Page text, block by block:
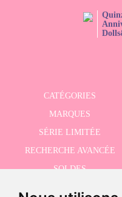
CATÉGORIES
MARQUES
SÉRIE LIMITÉE
RECHERCHE AVANCÉE
SOLDES